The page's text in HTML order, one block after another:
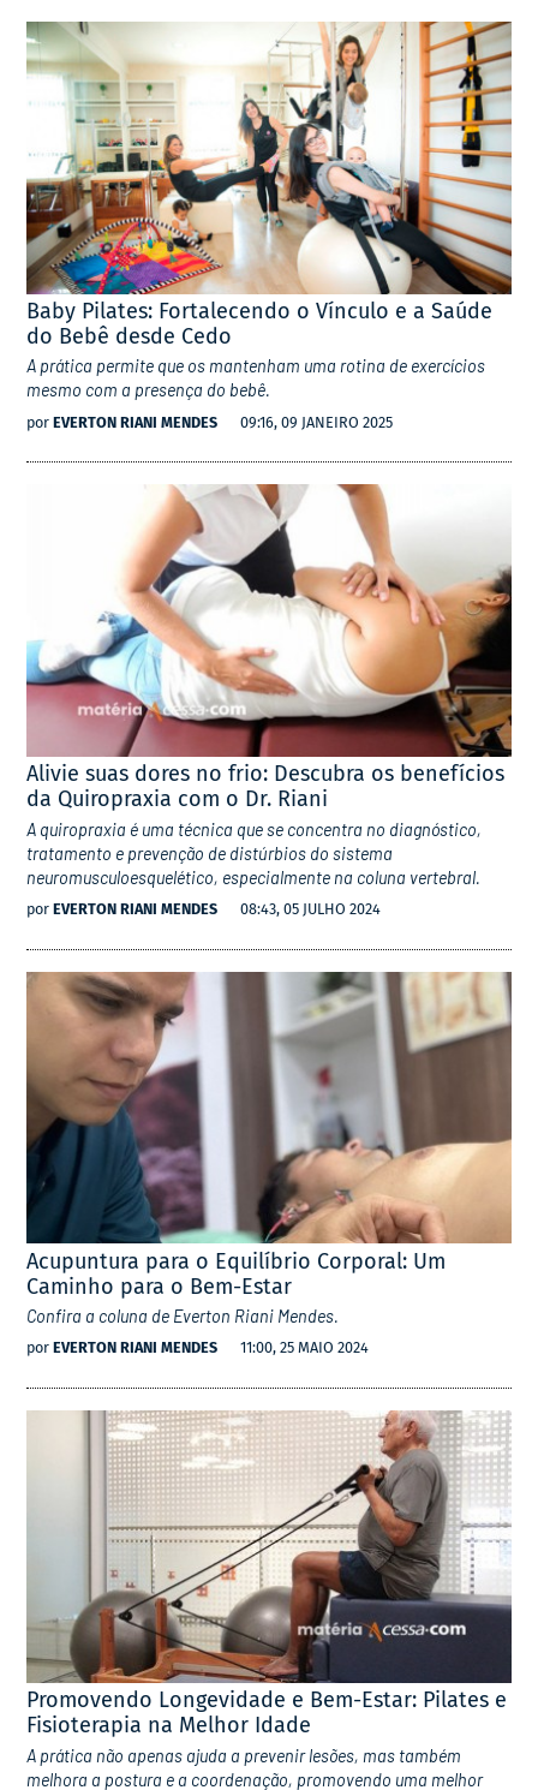
Baby Pilates: Fortalecendo o Vínculo e a Saúde
do Bebê desde Cedo
A prática permite que os mantenham uma rotina de exercícios
mesmo com a presença do bebê.
por EVERTON RIANI MENDES 09:16, 09 JANEIRO 2025
Alivie suas dores no frio: Descubra os benefícios
da Quiropraxia com o Dr. Riani
A quiropraxia é uma técnica que se concentra no diagnóstico,
tratamento e prevenção de distúrbios do sistema
neuromusculoesquelético, especialmente na coluna vertebral.
por EVERTON RIANI MENDES 08:43, 05 JULHO 2024
Acupuntura para o Equilíbrio Corporal: Um
Caminho para o Bem-Estar
Confira a coluna de Everton Riani Mendes.
por EVERTON RIANI MENDES 11:00, 25 MAIO 2024
Promovendo Longevidade e Bem-Estar: Pilates e
Fisioterapia na Melhor Idade
A prática não apenas ajuda a prevenir lesões, mas também
melhora a postura e a coordenação, promovendo uma melhor